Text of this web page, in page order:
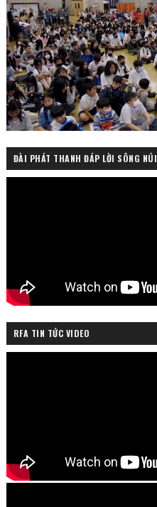
ĐÀI PHÁT THANH ĐÁP LỜI SÔNG NÚI
RFA TIN TỨC VIDEO